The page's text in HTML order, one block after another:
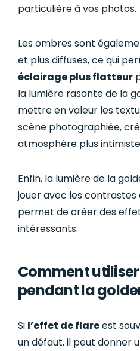
particulière à vos photos.
Les ombres sont
et plus diffuses, ce qui
éclairage plus flatteur
la lumière rasante de la
mettre en valeur les
scène photographiée,
atmosphère plus
Enfin, la lumière de la
jouer avec les contrastes
permet de créer des
intéressants.
Comment
pendant la
Si l’effet de flareest
un défaut, il peut donner